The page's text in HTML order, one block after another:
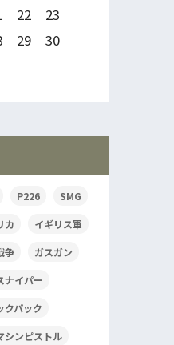
22
23
29
30
P226 SMG
カ イギリス軍
争 ガスガン
ナイパー
クパック
シンピストル